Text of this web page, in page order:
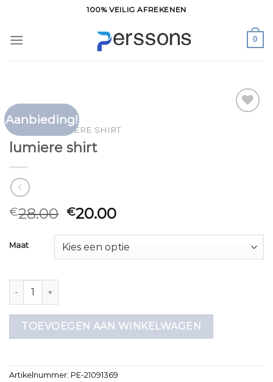
inhoud
100% VEILIG AFREKENEN
0
Aanbieding!
HOME LUMIERE SHIRT
lumiere shirt
€28.00 €20.00
Maat
lumiere shirt aantal
TOEVOEGEN AAN WINKELWAGEN
Artikelnummer: PE-21091369